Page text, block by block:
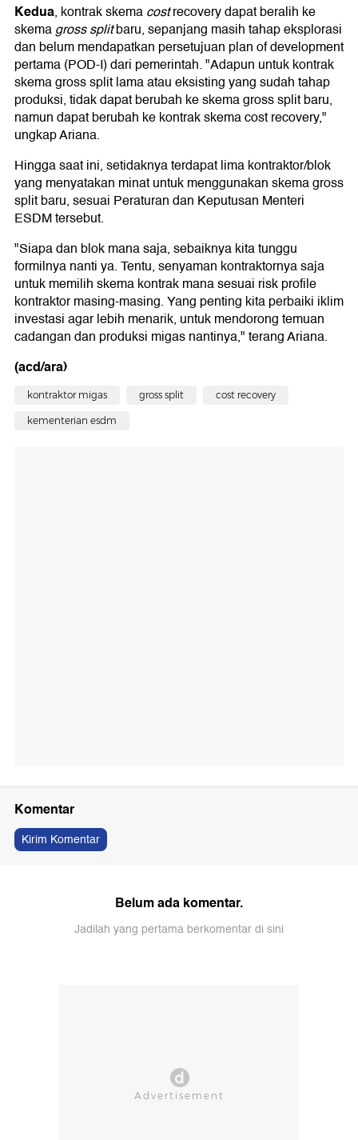
Kedua, kontrak skemacostrecovery dapat beralih ke
skemagross splitbaru, sepanjang masih tahap eksplorasi
dan belum mendapatkan persetujuan plan of development
pertama (POD-I) dari pemerintah. "Adapun untuk kontrak
skema gross split lama atau eksisting yang sudah tahap
produksi, tidak dapat berubah ke skema gross split baru,
namun dapat berubah ke kontrak skema cost recovery,"
ungkap Ariana.
Hingga saat ini, setidaknya terdapat lima kontraktor/blok
yang menyatakan minat untuk menggunakan skema gross
split baru, sesuai Peraturan dan Keputusan Menteri
ESDM tersebut.
"Siapa dan blok mana saja, sebaiknya kita tunggu
formilnya nanti ya. Tentu, senyaman kontraktornya saja
untuk memilih skema kontrak mana sesuai risk profile
kontraktor masing-masing. Yang penting kita perbaiki iklim
investasi agar lebih menarik, untuk mendorong temuan
cadangan dan produksi migas nantinya," terang Ariana.
(acd/ara)
kontraktor migas gross split cost recovery
kementerian esdm
Komentar
Kirim Komentar
Belum ada komentar.
Jadilah yang pertama berkomentar di sini